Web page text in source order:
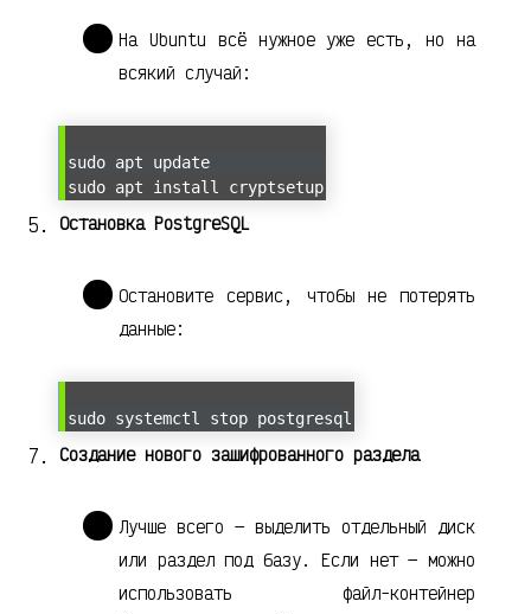
На Ubuntu всё нужное уже есть, но на
всякий случай:
sudo apt update
sudo apt install cryptsetup
Остановка PostgreSQL
Остановите сервис, чтобы не потерять
данные:
sudo systemctl stop postgresql
Создание нового зашифрованного раздела
Лучше всего — выделить отдельный диск
или раздел под базу. Если нет — можно
использовать файл-контейнер